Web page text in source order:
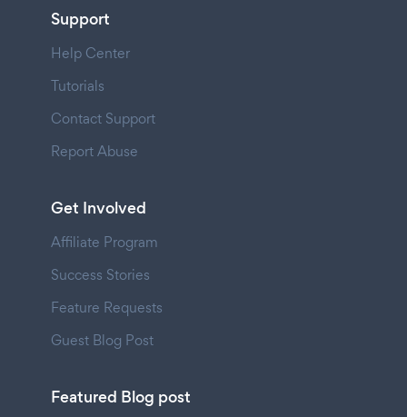
Support
Help Center
Tutorials
Contact Support
Report Abuse
Get Involved
Affiliate Program
Success Stories
Feature Requests
Guest Blog Post
Featured Blog post